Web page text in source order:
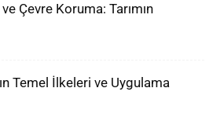
Çevre Koruma: Tarımın
Temel İlkeleri ve Uygulama